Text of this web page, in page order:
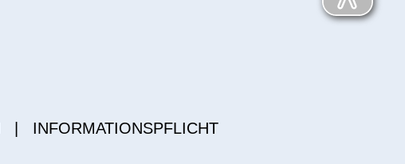
INFORMATIONSPFLICHT